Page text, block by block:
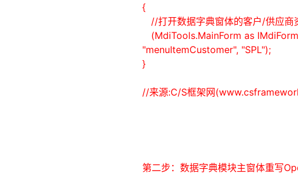
{
//打开数据字典窗体的客户/供应
(MdiTools.MainForm as
"menuItemCustomer", "SPL");
}
//来源:C/S框架网
第二步：数据字典模块主窗体重写